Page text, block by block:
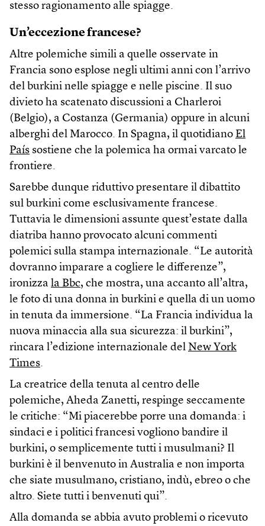
stesso ragionamento alle spiagge.
Un’eccezione francese?
Altre polemiche simili a quelle osservate in
Francia sono esplose negli ultimi anni con l’arrivo
del burkini nelle spiagge e nelle piscine. Il suo
divieto ha scatenato discussioni a Charleroi
(Belgio), a Costanza (Germania) oppure in alcuni
alberghi del Marocco. In Spagna, il quotidiano El
País sostiene che la polemica ha ormai varcato le
frontiere.
Sarebbe dunque riduttivo presentare il dibattito
sul burkini come esclusivamente francese.
Tuttavia le dimensioni assunte quest’estate dalla
diatriba hanno provocato alcuni commenti
polemici sulla stampa internazionale. “Le autorità
dovranno imparare a cogliere le differenze”,
ironizza la Bbc, che mostra, una accanto all’altra,
le foto di una donna in burkini e quella di un uomo
in tenuta da immersione. “La Francia individua la
nuova minaccia alla sua sicurezza: il burkini”,
rincara l’edizione internazionale del New York
Times.
La creatrice della tenuta al centro delle
polemiche, Aheda Zanetti, respinge seccamente
le critiche: “Mi piacerebbe porre una domanda: i
sindaci e i politici francesi vogliono bandire il
burkini, o semplicemente tutti i musulmani? Il
burkini è il benvenuto in Australia e non importa
che siate musulmano, cristiano, indù, ebreo o che
altro. Siete tutti i benvenuti qui”.
Alla domanda se abbia avuto problemi o ricevuto